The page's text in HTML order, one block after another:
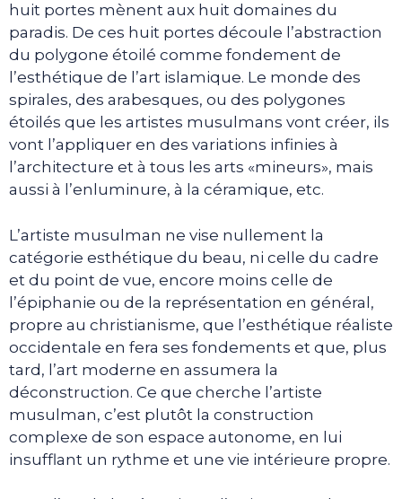
huit portes mènent aux huit domaines du
paradis. De ces huit portes découle l’abstraction
du polygone étoilé comme fondement de
l’esthétique de l’art islamique. Le monde des
spirales, des arabesques, ou des polygones
étoilés que les artistes musulmans vont créer, ils
vont l’appliquer en des variations infinies à
l’architecture et à tous les arts «mineurs», mais
aussi à l’enluminure, à la céramique, etc.
L’artiste musulman ne vise nullement la
catégorie esthétique du beau, ni celle du cadre
et du point de vue, encore moins celle de
l’épiphanie ou de la représentation en général,
propre au christianisme, que l’esthétique réaliste
occidentale en fera ses fondements et que, plus
tard, l’art moderne en assumera la
déconstruction. Ce que cherche l’artiste
musulman, c’est plutôt la construction
complexe de son espace autonome, en lui
insufflant un rythme et une vie intérieure propre.